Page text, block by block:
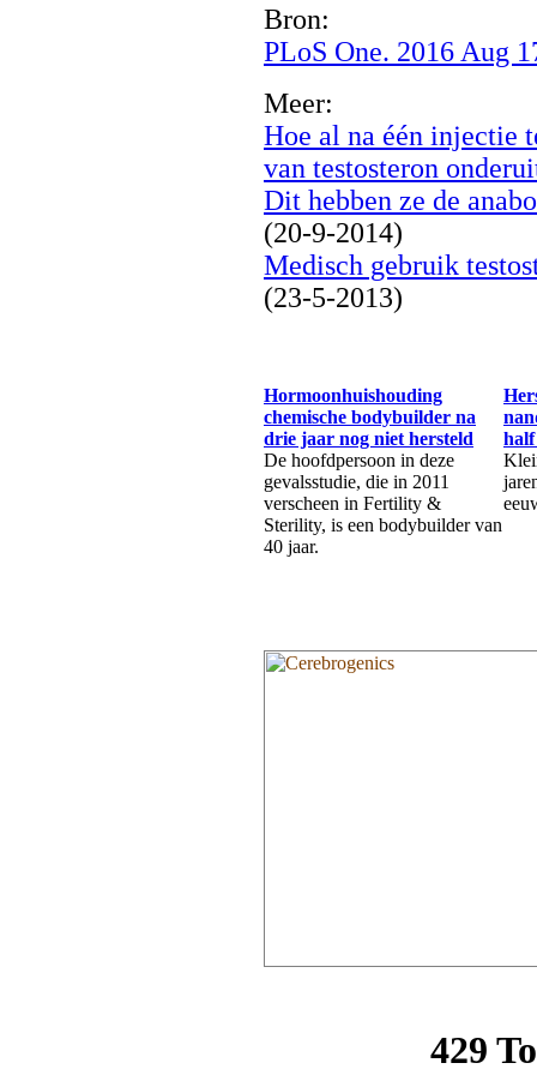
Bron:
PLoS One. 2016 Aug
Meer:
Hoe al na één injectie
van testosteron
Dit hebben ze de
(20-9-2014)
Medisch gebruik
(23-5-2013)
Hormoonhuishouding
chemische bodybuilder na
drie jaar nog niet hersteld
De hoofdpersoon in deze
gevalsstudie, die in 2011
verscheen in Fertility &
Sterility, is een bodybuilder van
40 jaar.